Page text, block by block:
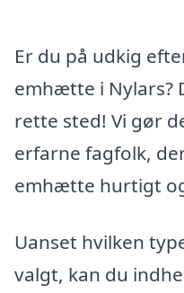
Er du på udkig
emhætte i Nylars?
rette sted! Vi gør
erfarne fagfolk,
emhætte hurtigt
Uanset hvilken
valgt, kan du